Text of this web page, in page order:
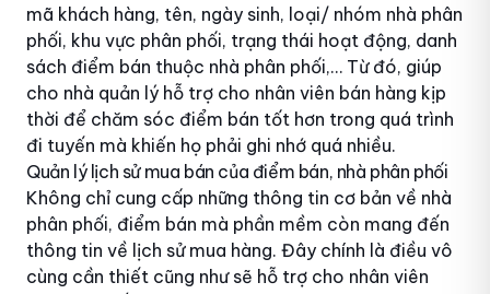
mã khách hàng, tên, ngày sinh, loại/ nhóm nhà phân
phối, khu vực phân phối, trạng thái hoạt động, danh
sách điểm bán thuộc nhà phân phối,… Từ đó, giúp
cho nhà quản lý hỗ trợ cho nhân viên bán hàng kịp
thời để chăm sóc điểm bán tốt hơn trong quá trình
đi tuyến mà khiến họ phải ghi nhớ quá nhiều.
Quản lý lịch sử mua bán của điểm bán, nhà phân phối
Không chỉ cung cấp những thông tin cơ bản về nhà
phân phối, điểm bán mà phần mềm còn mang đến
thông tin về lịch sử mua hàng. Đây chính là điều vô
cùng cần thiết cũng như sẽ hỗ trợ cho nhân viên